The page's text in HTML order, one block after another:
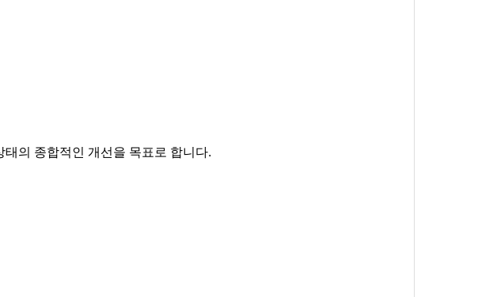
의 종합적인 개선을 목표로 합니다.